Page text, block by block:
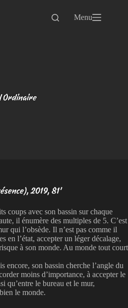
Menu
Ordinaire
2019, 81'
coups avec son bassin sur chaque
il énumère des multiples de 5. C’est
qui l’obsède. Il n’est pas comme il
en l’état, accepter un léger décalage,
à son monde. Au monde tout court
encore, son bassin cherche l’angle du
moins d’importance, à accepter le
qu’entre le bureau et le mur,
le monde.